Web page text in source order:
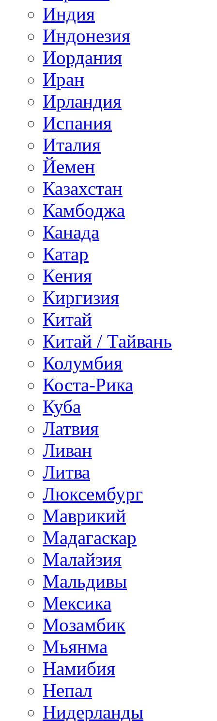
Индия
Индонезия
Иордания
Иран
Ирландия
Испания
Италия
Йемен
Казахстан
Камбоджа
Канада
Катар
Кения
Киргизия
Китай
Китай / Тайвань
Колумбия
Коста-Рика
Куба
Латвия
Ливан
Литва
Люксембург
Маврикий
Мадагаскар
Малайзия
Мальдивы
Мексика
Мозамбик
Мьянма
Намибия
Непал
Нидерланды